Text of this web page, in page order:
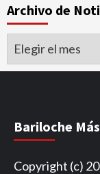
Archivo de
Archivo
Bariloche Más
Copyright (c)